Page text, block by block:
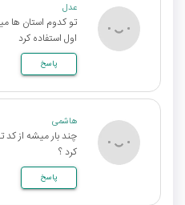
عدل
تو کدوم استان ها
اول استفاده کرد
پاسخ
هاشمی
چند بار میشه از
کرد ؟
پاسخ